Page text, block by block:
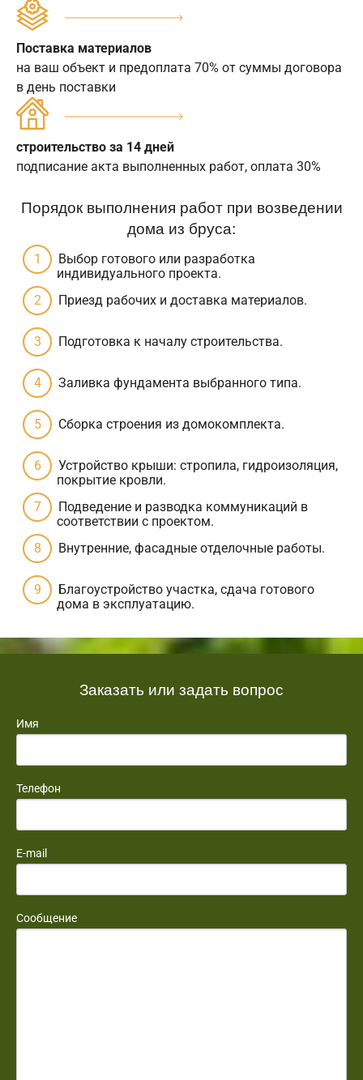
Поставка материалов
на ваш объект и предоплата 70% от суммы договора
в день поставки
строительство за 14 дней
подписание акта выполненных работ, оплата 30%
Порядок выполнения работ при возведении
дома из бруса:
Выбор готового или разработка
индивидуального проекта.
Приезд рабочих и доставка материалов.
Подготовка к началу строительства.
Заливка фундамента выбранного типа.
Сборка строения из домокомплекта.
Устройство крыши: стропила, гидроизоляция,
покрытие кровли.
Подведение и разводка коммуникаций в
соответствии с проектом.
Внутренние, фасадные отделочные работы.
Благоустройство участка, сдача готового
дома в эксплуатацию.
Заказать или задать вопрос
Имя
Телефон
E-mail
Сообщение